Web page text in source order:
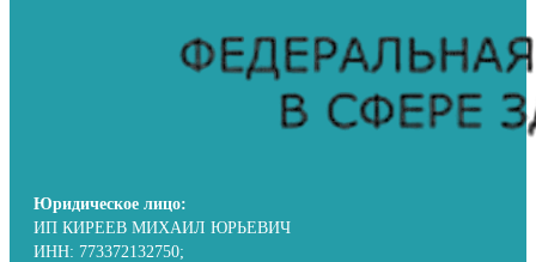
Юридическое лицо:
ИП КИРЕЕВ МИХАИЛ ЮРЬЕВИЧ
ИНН: 773372132750;